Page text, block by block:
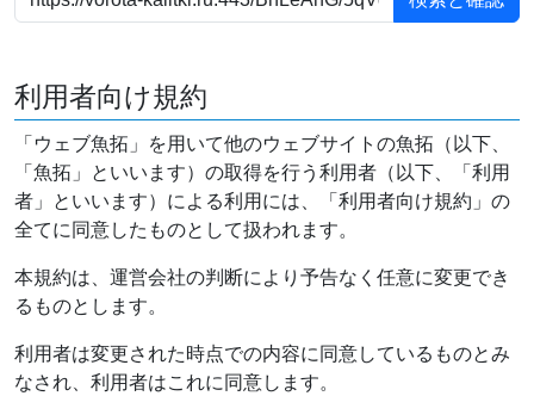
利用者向け規約
「ウェブ魚拓」を用いて他のウェブサイトの魚拓（以下、
「魚拓」といいます）の取得を行う利用者（以下、「利用
者」といいます）による利用には、「利用者向け規約」の
全てに同意したものとして扱われます。
本規約は、運営会社の判断により予告なく任意に変更でき
るものとします。
利用者は変更された時点での内容に同意しているものとみ
なされ、利用者はこれに同意します。